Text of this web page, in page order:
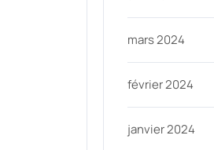
mars 2024
février 2024
janvier 2024